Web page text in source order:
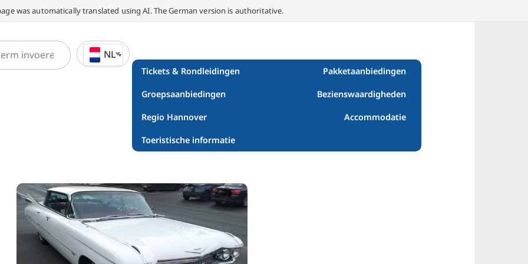
was automatically translated using AI. The German version is authoritative.
NL
Tickets & Rondleidingen Pakketaanbiedingen
Groepsaanbiedingen Bezienswaardigheden
Regio Hannover Accommodatie
Toeristische informatie